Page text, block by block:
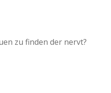
zu finden der nervt?